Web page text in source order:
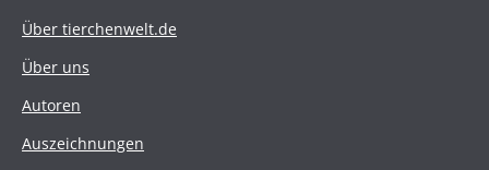
Über tierchenwelt.de
Über uns
Autoren
Auszeichnungen